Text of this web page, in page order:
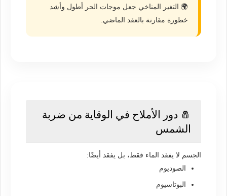
🌍 التغير المناخي جعل موجات الحر أطول وأشد
خطورة مقارنة بالعقد الماضي.
🧂 دور الأملاح في الوقاية من ضربة
الشمس
الجسم لا يفقد الماء فقط، بل يفقد أيضًا:
الصوديوم
البوتاسيوم